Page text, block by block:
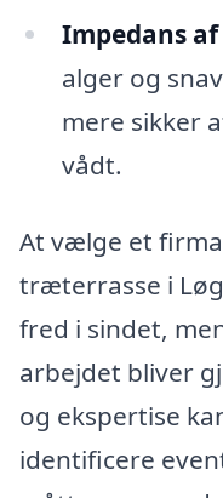
Impedans
alger og
mere sikker
vådt.
At vælge et
træterrasse i
fred i sindet,
arbejdet bliver
og ekspertise
identificere